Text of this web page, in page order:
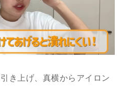
き上げ、真横からアイロン